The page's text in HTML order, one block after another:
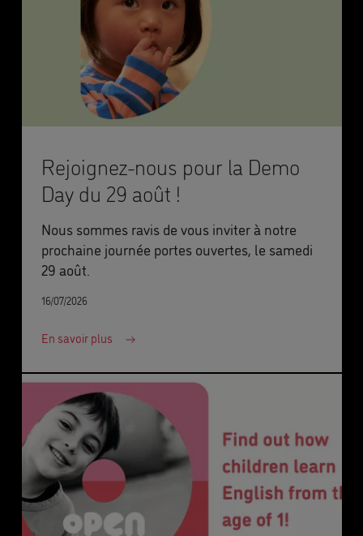
Rejoignez-nous pour la Demo
Day du 29 août !
Nous sommes ravis de vous inviter à notre
prochaine journée portes ouvertes, le samedi
29 août.
16/07/2026
En savoir plus